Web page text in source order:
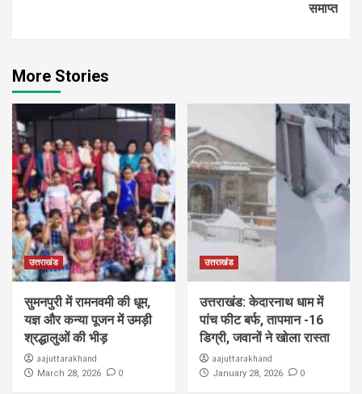
समाप्त
More Stories
उत्तराखंड
सुमनपुरी में रामनवमी की धूम,
यज्ञ और कन्या पूजन में उमड़ी
श्रद्धालुओं की भीड़
aajuttarakhand
March 28, 2026 0
उत्तराखंड
उत्तराखंड: केदारनाथ धाम में
पांच फीट बर्फ, तापमान -16
डिग्री, जवानों ने खोला रास्ता
aajuttarakhand
January 28, 2026 0